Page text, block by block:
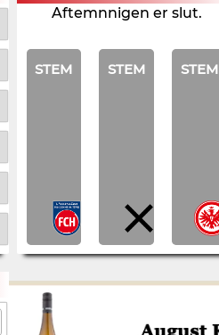
Aftemnnigen er slut.
STEM STEM STEM